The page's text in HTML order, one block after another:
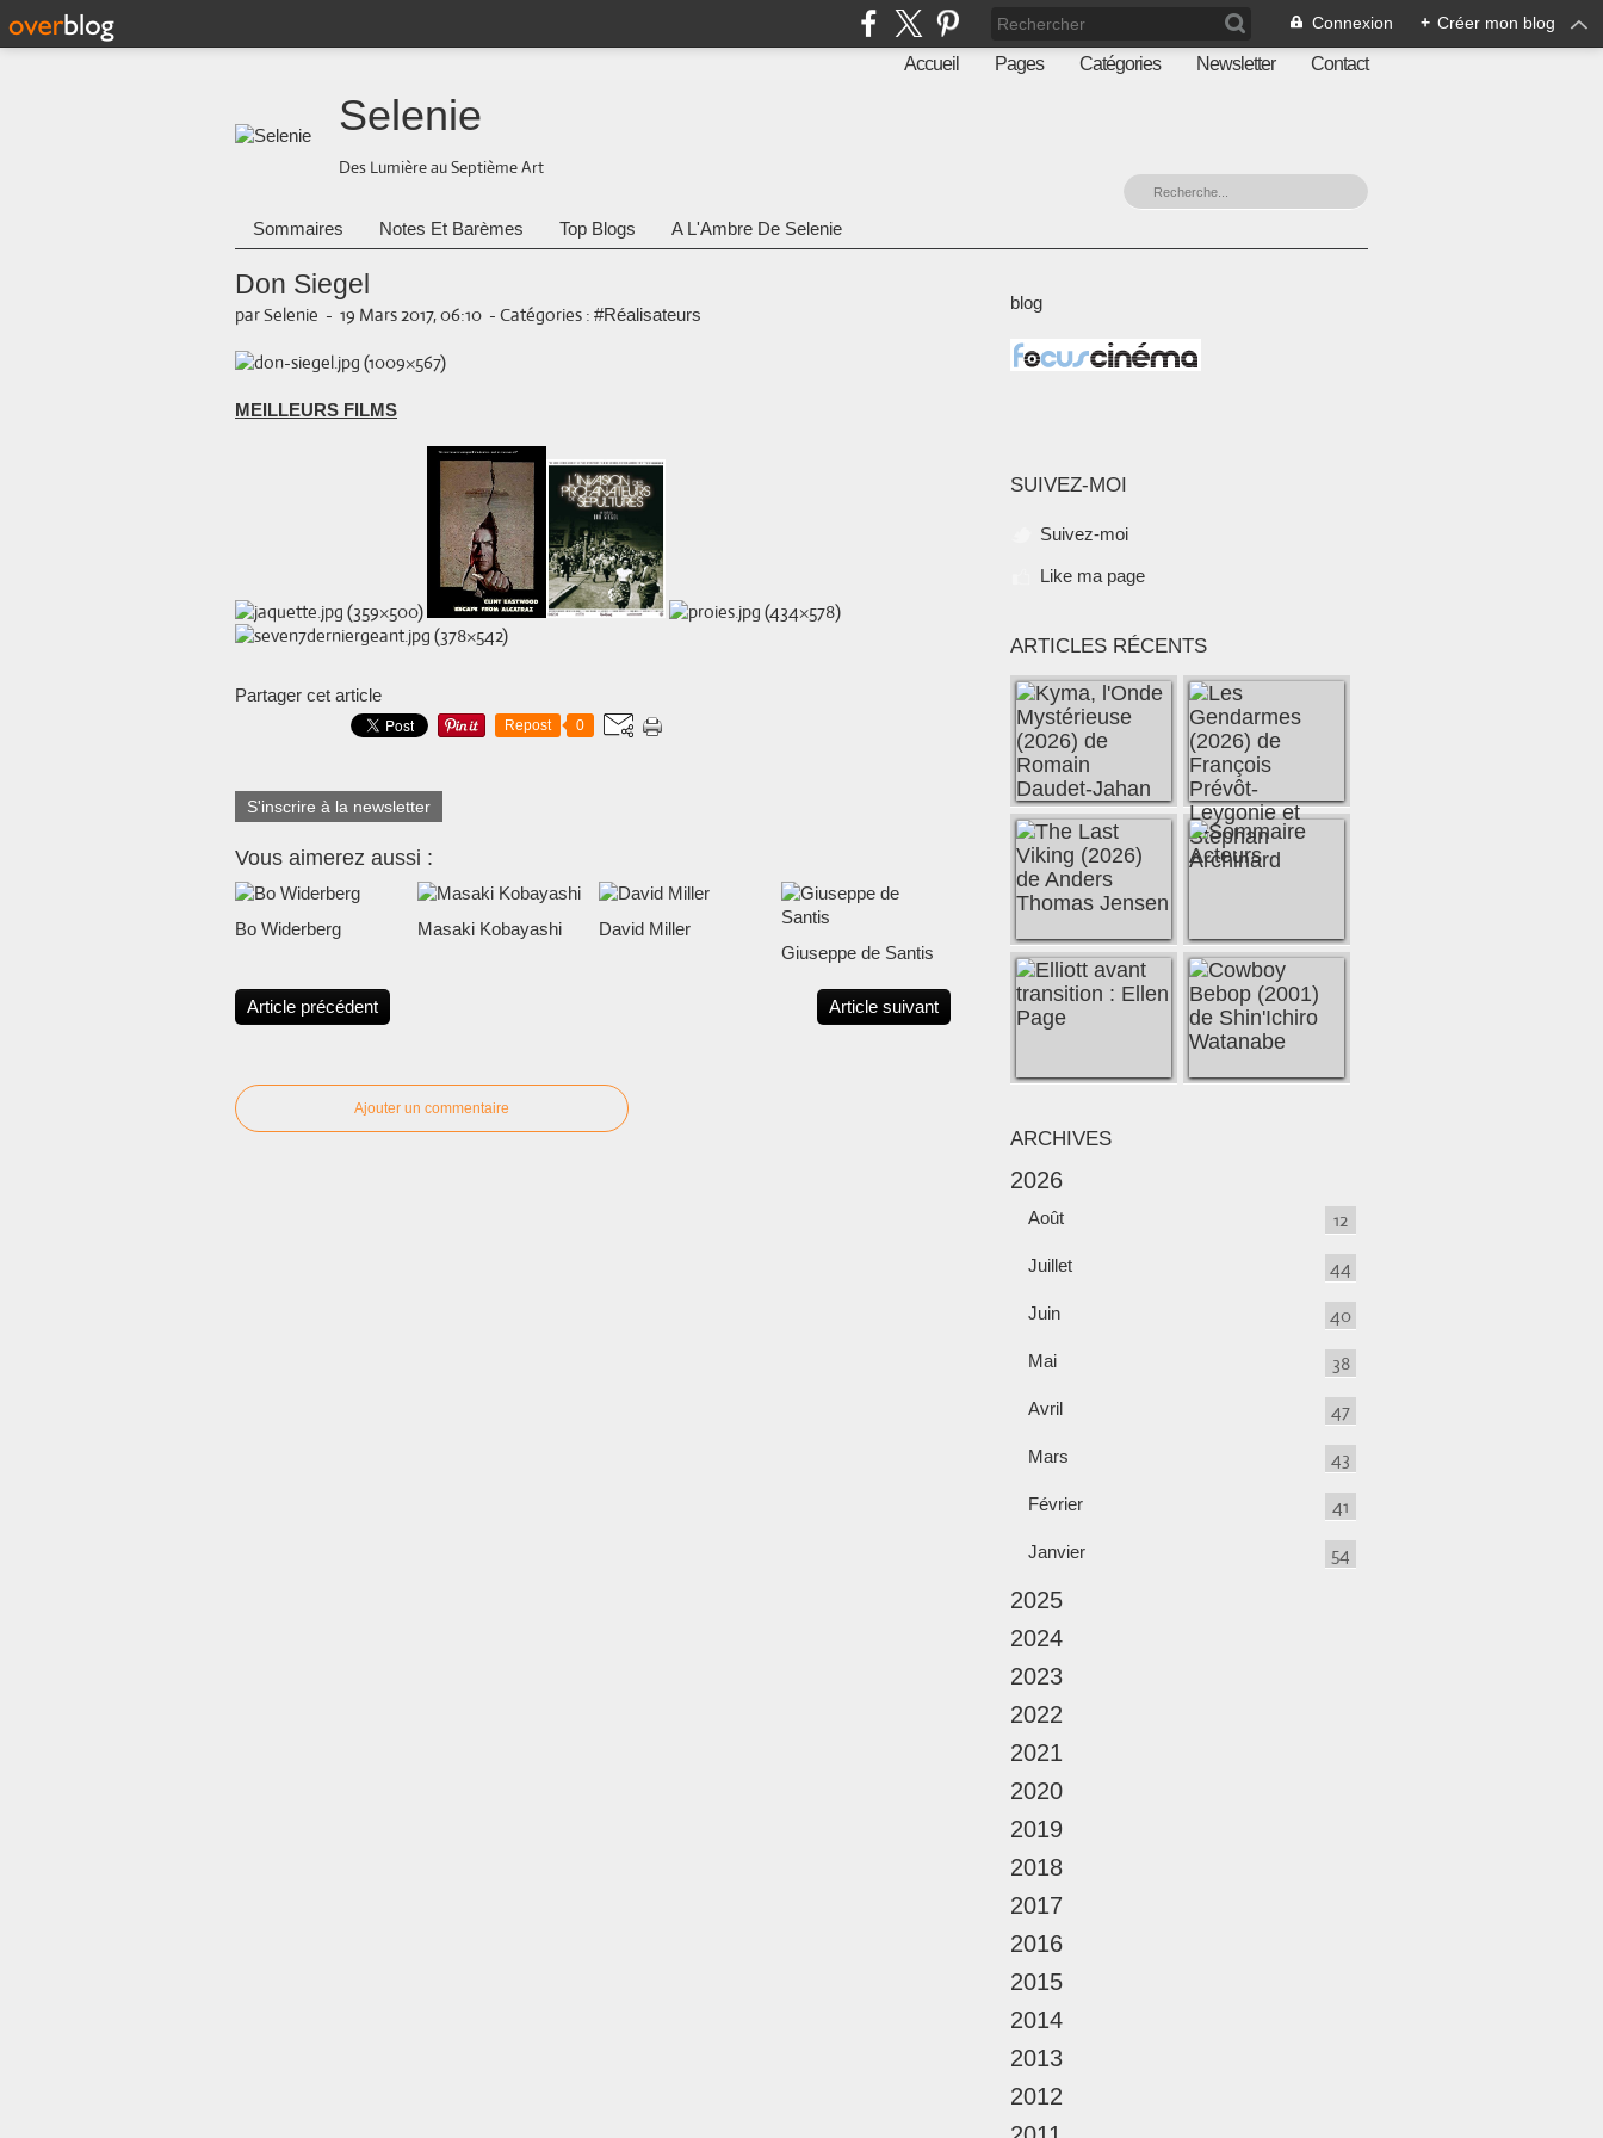
Connexion + Créer mon blog
Accueil Pages Catégories Newsletter Contact
Selenie
Des Lumière au Septième Art
Sommaires Notes Et Barèmes Top Blogs A L'Ambre De Selenie
Don Siegel
par Selenie - 19 Mars 2017, 06:10 - Catégories : #Réalisateurs
MEILLEURS FILMS
Partager cet article
Repost 0
S'inscrire à la newsletter
Vous aimerez aussi :
Bo Widerberg Masaki Kobayashi
David Miller
Giuseppe de Santis
Article précédent Article suivant
Ajouter un commentaire
blog
SUIVEZ-MOI
Suivez-moi
Like ma page
ARTICLES RÉCENTS
ARCHIVES
2026
Août 12
Juillet 44
Juin 40
Mai 38
Avril 47
Mars 43
Février 41
Janvier 54
2025
2024
2023
2022
2021
2020
2019
2018
2017
2016
2015
2014
2013
2012